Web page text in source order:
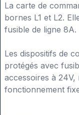
La carte de
bornes L1 et L2.
fusible de ligne 8A.
Les dispositifs de
protégés avec
accessoires à 24V,
fonctionnement